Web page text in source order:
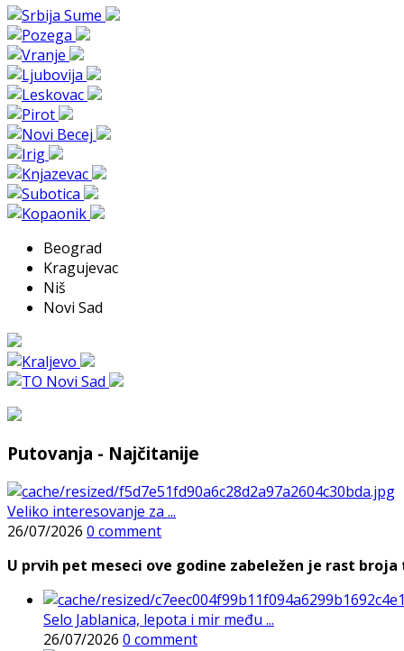
Beograd
Kragujevac
Niš
Novi Sad
Putovanja - Najčitanije
Veliko interesovanje za ...
26/07/2026 0 comment
U prvih pet meseci ove godine zabeležen je rast
Selo Jablanica, lepota i mir među ...
26/07/2026 0 comment